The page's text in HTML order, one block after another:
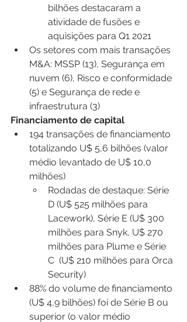
bilhões destacaram a
atividade de fusões e
aquisições para Q1 2021
Os setores com mais transações
M&A: MSSP (13), Segurança em
nuvem (6), Risco e conformidade
(5) e Segurança de rede e
infraestrutura (3)
Financiamento de capital
194 transações de financiamento
totalizando U$ 5,6 bilhões (valor
médio levantado de U$ 10,0
milhões)
Rodadas de destaque: Série
D (U$ 525 milhões para
Lacework), Série E (U$ 300
milhões para Snyk, U$ 270
milhões para Plume e Série
C  (U$ 210 milhões para Orca
Security)
88% do volume de financiamento
(U$ 4,9 bilhões) foi de Série B ou
superior (o valor médio